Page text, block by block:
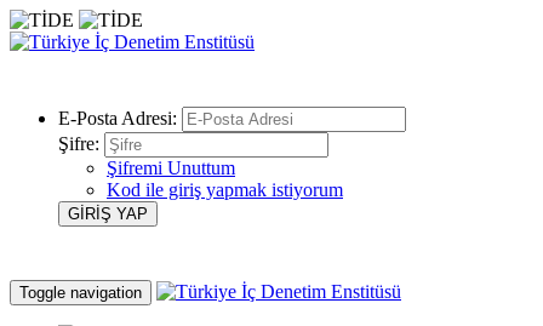
E-Posta Adresi:
Şifre:
Şifremi Unuttum
Kod ile giriş yapmak istiyorum
Toggle navigation